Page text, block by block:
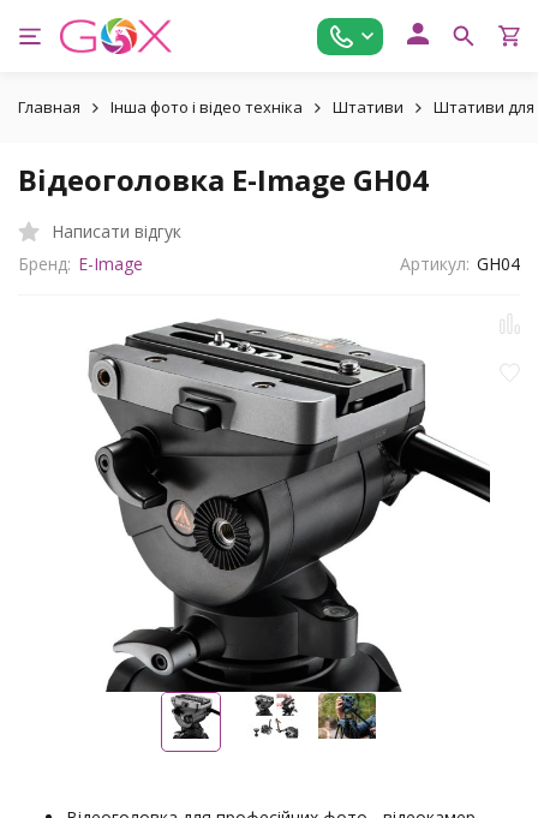
Главная Інша фото і відео техніка Штативи Штативи для
Відеоголовка E-Image GH04
Написати відгук
Бренд: E-Image Артикул: GH04